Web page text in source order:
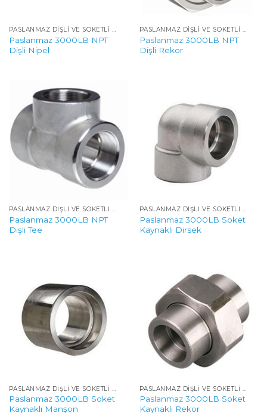
PASLANMAZ DIŞLI VE SOKETLI YÜKSEK BASINÇLI FITTINGS
Paslanmaz 3000LB NPT
Dişli Nipel
PASLANMAZ DIŞLI VE SOKETLI YÜKSEK BASINÇLI FITTINGS
Paslanmaz 3000LB NPT
Dişli Rekor
PASLANMAZ DIŞLI VE SOKETLI YÜKSEK BASINÇLI FITTINGS
Paslanmaz 3000LB NPT
Dişli Tee
PASLANMAZ DIŞLI VE SOKETLI YÜKSEK BASINÇLI FITTINGS
Paslanmaz 3000LB Soket
Kaynaklı Dirsek
PASLANMAZ DIŞLI VE SOKETLI YÜKSEK BASINÇLI FITTINGS
Paslanmaz 3000LB Soket
Kaynaklı Manşon
PASLANMAZ DIŞLI VE SOKETLI YÜKSEK BASINÇLI FITTINGS
Paslanmaz 3000LB Soket
Kaynaklı Rekor